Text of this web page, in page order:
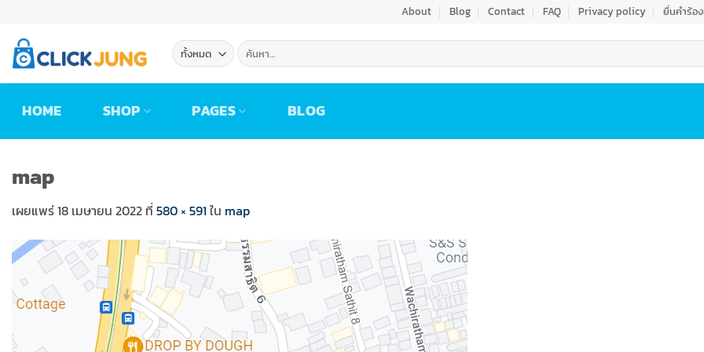
ยัง
เนื้อหา
About Blog Contact FAQ Privacy policy ยื่นคำร้อ
ค้นหา:
HOME SHOP PAGES BLOG
map
เผยแพร่18 เมษายน 2022 ที่ 580 × 591 ใน map